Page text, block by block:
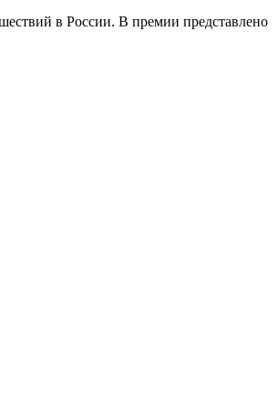
в России. В премии представлено